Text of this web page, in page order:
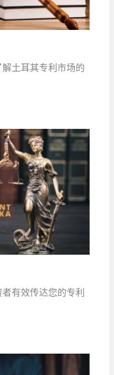
土耳其专利市场的
有效传达您的专利